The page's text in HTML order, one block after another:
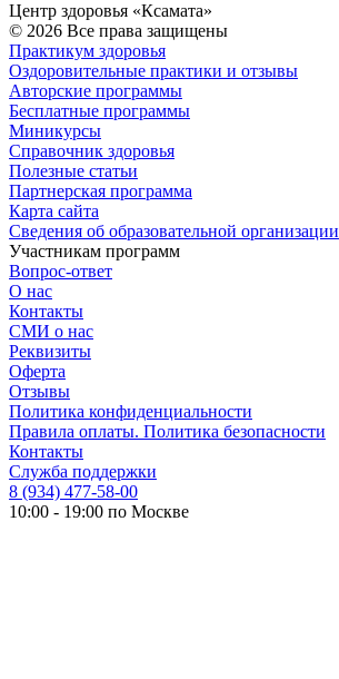
Центр здоровья «Ксамата»
© 2026 Все права защищены
Практикум здоровья
Оздоровительные практики и отзывы
Авторские программы
Бесплатные программы
Миникурсы
Справочник здоровья
Полезные статьи
Партнерская программа
Карта сайта
Сведения об образовательной организации
Участникам программ
Вопрос-ответ
О нас
Контакты
СМИ о нас
Реквизиты
Оферта
Отзывы
Политика конфиденциальности
Правила оплаты. Политика безопасности
Контакты
Служба поддержки
8 (934) 477-58-00
10:00 - 19:00 по Москве